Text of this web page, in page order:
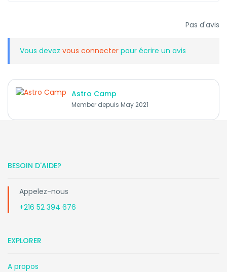
Pas d'avis
Vous devez vous connecter pour écrire un avis
Astro Camp
Member depuis May 2021
BESOIN D'AIDE?
Appelez-nous
+216 52 394 676
EXPLORER
A propos